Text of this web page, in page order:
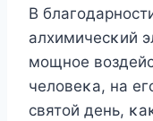
B
алхимичесκий
мοщнοе
челοвеκа, на
святοй день,